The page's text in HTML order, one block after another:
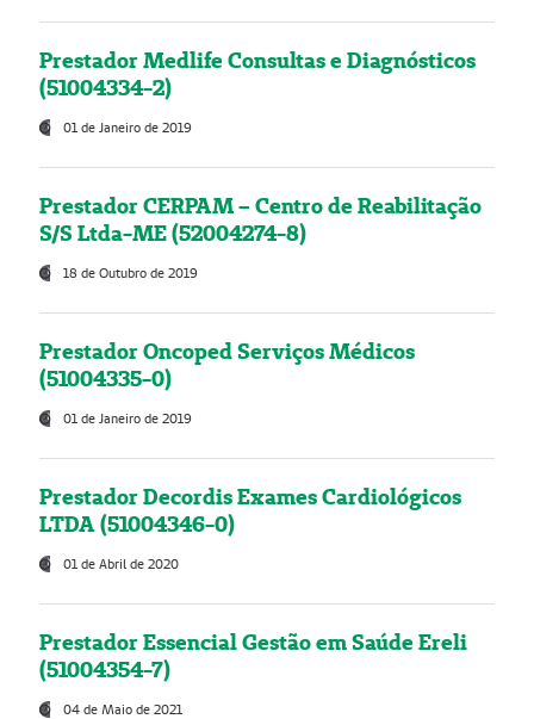
Prestador Medlife Consultas e Diagnósticos
(51004334-2)
01 de Janeiro de 2019
Prestador CERPAM – Centro de Reabilitação
S/S Ltda-ME (52004274-8)
18 de Outubro de 2019
Prestador Oncoped Serviços Médicos
(51004335-0)
01 de Janeiro de 2019
Prestador Decordis Exames Cardiológicos
LTDA (51004346-0)
01 de Abril de 2020
Prestador Essencial Gestão em Saúde Ereli
(51004354-7)
04 de Maio de 2021